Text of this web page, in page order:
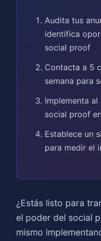
Audita tus
identifica
social proof
Contacta a 5
semana para
Implementa
social proof
Establece un
para medir el
¿Estás listo para
el poder del social
mismo